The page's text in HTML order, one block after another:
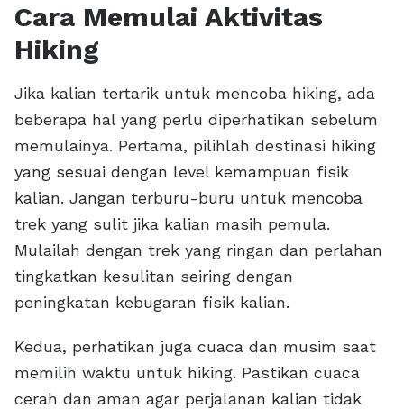
Cara Memulai Aktivitas
Hiking
Jika kalian tertarik untuk mencoba hiking, ada
beberapa hal yang perlu diperhatikan sebelum
memulainya. Pertama, pilihlah destinasi hiking
yang sesuai dengan level kemampuan fisik
kalian. Jangan terburu-buru untuk mencoba
trek yang sulit jika kalian masih pemula.
Mulailah dengan trek yang ringan dan perlahan
tingkatkan kesulitan seiring dengan
peningkatan kebugaran fisik kalian.
Kedua, perhatikan juga cuaca dan musim saat
memilih waktu untuk hiking. Pastikan cuaca
cerah dan aman agar perjalanan kalian tidak